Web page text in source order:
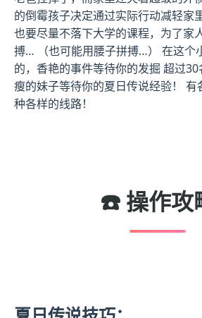
的倒霉孩子决定通过实际行动减轻家
也要尽量不落下大学的课程，为了家
搏… （也可能用腰子拼搏…） 在这个
的，香艳的事件等待你的发掘 超过
瘦的妹子等待你的夏日传说经验！
种各样的线路！
☎️ 操作攻